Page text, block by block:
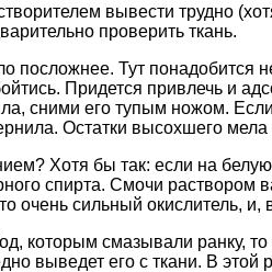
вывести трудно
проверить ткань.
посложнее. Тут понадобится
Придется привлечь и
сними его тупым ножом.
Остатки высохшего
Хотя бы так: если на
спирта. Смочи раствором
очень сильный окислитель,
которым смазывали ранку,
выведет его с ткани. В